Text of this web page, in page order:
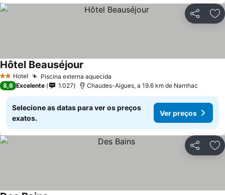
Partilhar
2 Estrelas
Hotel Piscina externa aquecida
Hôtel Beauséjour
8,6 Excelente 1.027 Chaudes-Aigues, a 19.6 km de Narnhac
Selecione as datas para ver os preços
exatos.
Ver preços
Partilhar